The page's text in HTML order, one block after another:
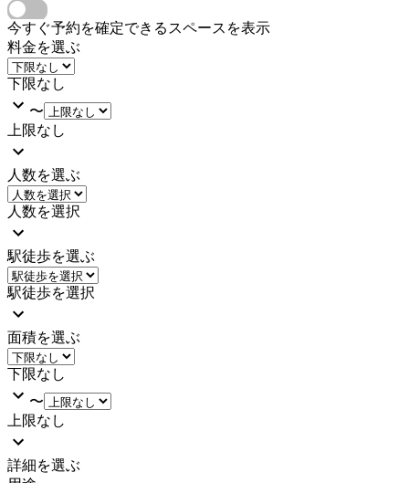
今すぐ予約を確定できるスペースを表示
料金を選ぶ
下限なし
〜
上限なし
人数を選ぶ
人数を選択
駅徒歩を選ぶ
駅徒歩を選択
面積を選ぶ
下限なし
〜
上限なし
詳細を選ぶ